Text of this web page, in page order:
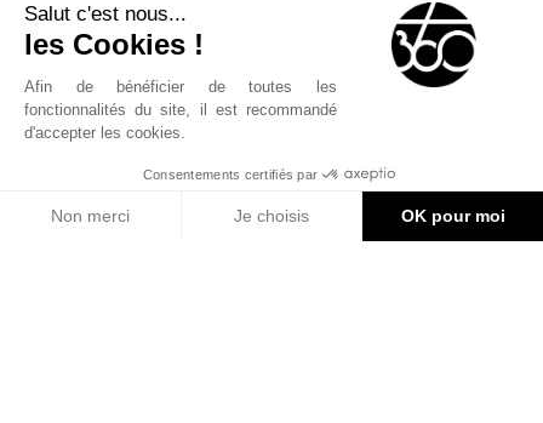
Salut c'est nous...
les Cookies !
Afin de bénéficier de toutes les
fonctionnalités du site, il est recommandé
d'accepter les cookies.
Consentements certifiés par
Non merci Je choisis OK pour moi